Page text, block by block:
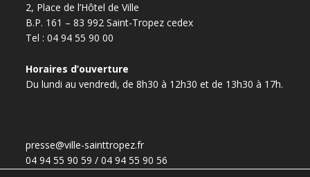
2, Place de l’Hôtel de Ville
B.P. 161 – 83 992 Saint-Tropez cedex
Tel : 04 94 55 90 00
Horaires d’ouverture
Du lundi au vendredi, de 8h30 à 12h30 et de 13h30 à 17h.
presse@ville-sainttropez.fr
04 94 55 90 59 / 04 94 55 90 56